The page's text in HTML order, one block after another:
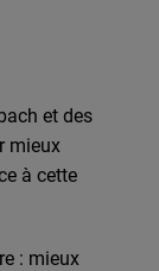
et des
mieux
à cette
: mieux